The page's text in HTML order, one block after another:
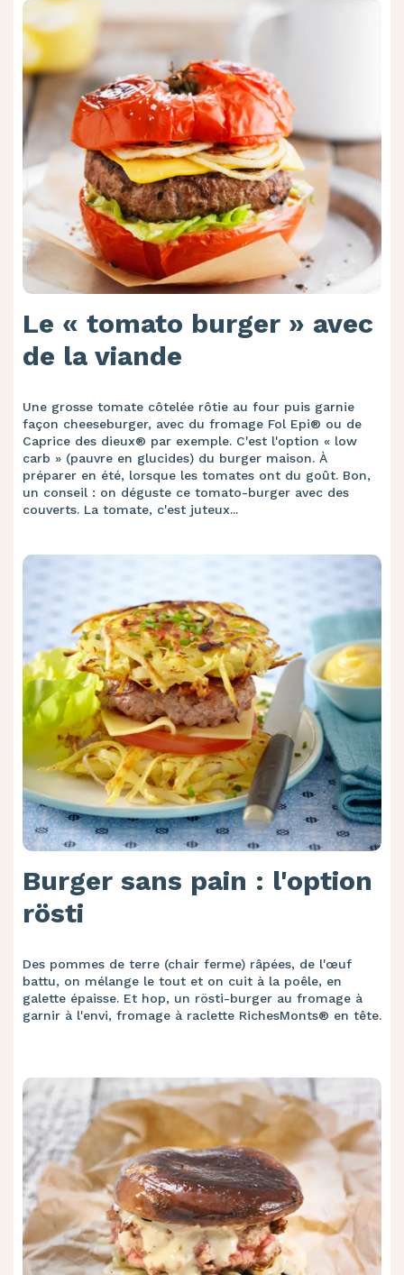
Le « tomato burger » avec
de la viande
Une grosse tomate côtelée rôtie au four puis garnie
façon cheeseburger, avec du fromage Fol Epi® ou de
Caprice des dieux® par exemple. C'est l'option « low
carb » (pauvre en glucides) du burger maison. À
préparer en été, lorsque les tomates ont du goût. Bon,
un conseil : on déguste ce tomato-burger avec des
couverts. La tomate, c'est juteux...
Burger sans pain : l'option
rösti
Des pommes de terre (chair ferme) râpées, de l'œuf
battu, on mélange le tout et on cuit à la poêle, en
galette épaisse. Et hop, un rösti-burger au fromage à
garnir à l'envi, fromage à raclette RichesMonts® en tête.